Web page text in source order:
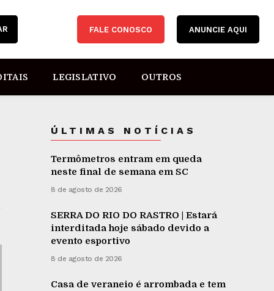
FALE CONOSCO ANUNCIE AQUI
LEGISLATIVO OUTROS
ÚLTIMAS NOTÍCIAS
Termômetros entram em queda
neste final de semana em SC
8 de agosto de 2026
SERRA DO RIO DO RASTRO | Estará
interditada hoje sábado devido a
evento esportivo
8 de agosto de 2026
Casa de veraneio é arrombada e tem